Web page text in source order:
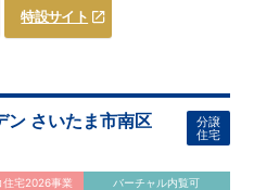
！​◎性能評価とは
段階で、国が定めた
耐震等級で最高の３を取得！地
かく夏は涼しくて快適♪ 省エネ
​ ​その他項目も評価を受けて
ラン採用！ ​​◆こだわりの内
開放的な勾配天井
テムキッチン！​平日、休日
​お気軽にお問い合わせくださ
710-5571(営業時間 9:30～
特設サイト
ン さいたま市南区
分譲
住宅
住宅2026事業 バーチャル内覧可